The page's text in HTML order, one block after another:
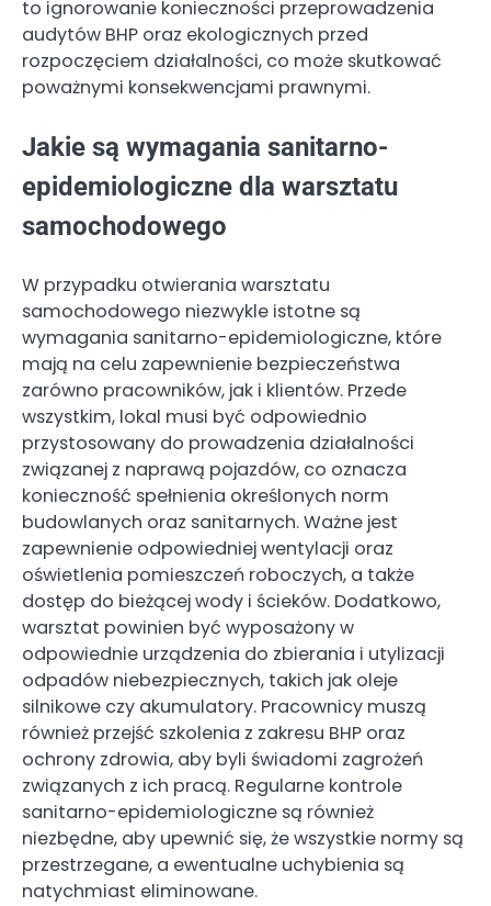
to ignorowanie konieczności przeprowadzenia
audytów BHP oraz ekologicznych przed
rozpoczęciem działalności, co może skutkować
poważnymi konsekwencjami prawnymi.
Jakie są wymagania sanitarno-
epidemiologiczne dla warsztatu
samochodowego
W przypadku otwierania warsztatu
samochodowego niezwykle istotne są
wymagania sanitarno-epidemiologiczne, które
mają na celu zapewnienie bezpieczeństwa
zarówno pracowników, jak i klientów. Przede
wszystkim, lokal musi być odpowiednio
przystosowany do prowadzenia działalności
związanej z naprawą pojazdów, co oznacza
konieczność spełnienia określonych norm
budowlanych oraz sanitarnych. Ważne jest
zapewnienie odpowiedniej wentylacji oraz
oświetlenia pomieszczeń roboczych, a także
dostęp do bieżącej wody i ścieków. Dodatkowo,
warsztat powinien być wyposażony w
odpowiednie urządzenia do zbierania i utylizacji
odpadów niebezpiecznych, takich jak oleje
silnikowe czy akumulatory. Pracownicy muszą
również przejść szkolenia z zakresu BHP oraz
ochrony zdrowia, aby byli świadomi zagrożeń
związanych z ich pracą. Regularne kontrole
sanitarno-epidemiologiczne są również
niezbędne, aby upewnić się, że wszystkie normy są
przestrzegane, a ewentualne uchybienia są
natychmiast eliminowane.